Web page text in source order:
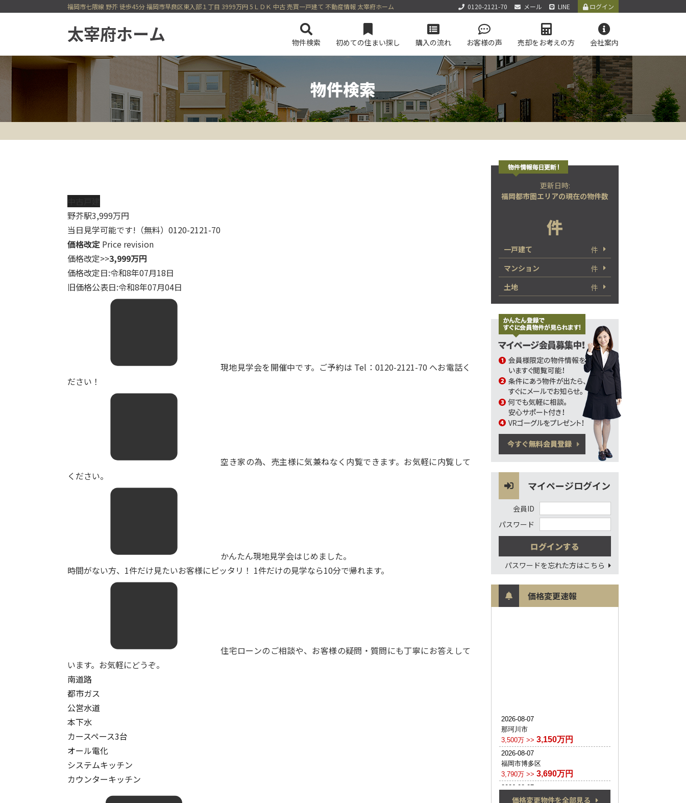
福岡市七隈線 野芥 徒歩45分 福岡市早良区東入部１丁目 3999万円 5ＬＤＫ 中古 売買一戸建て 不動産情報 太宰府ホーム 0120-2121-70 メール LINE ログイン
物件検索 初めての住まい探し 購入の流れ お客様の声 売却をお考えの方 会社案内
アクセス
お知らせ
お問い合わせ
サイトマップ
個人情報保護方針
物件検索
野芥駅3,999万円
当日見学可能です!（無料）0120-2121-70
価格改定 Price revision
価格改定>>3,999万円
価格改定日:令和8年07月18日
旧価格公表日:令和8年07月04日
現地見学会を開催中です。ご予約は Tel：0120-2121-70 へお電話く
ださい！
空き家の為、売主様に気兼ねなく内覧できます。お気軽に内覧して
ください。
かんたん現地見学会はじめました。
時間がない方、1件だけ見たいお客様にピッタリ！ 1件だけの見学なら10分で帰れます。
住宅ローンのご相談や、お客様の疑問・質問にも丁寧にお答えして
います。お気軽にどうぞ。
南道路
都市ガス
公営水道
本下水
カースペース3台
オール電化
システムキッチン
カウンターキッチン
更新日時:
福岡都市圏エリアの現在の物件数
件
一戸建て
件
マンション
件
土地
件
マイページログイン
会員ID
パスワード
パスワードを忘れた方はこちら
価格変更速報
価格変更物件を全部見る